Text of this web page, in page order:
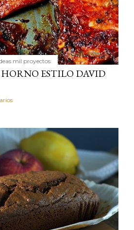
mil proyectos
ESTILO DAVID